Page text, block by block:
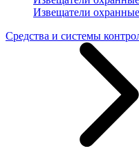
Извещатели
Средства и системы